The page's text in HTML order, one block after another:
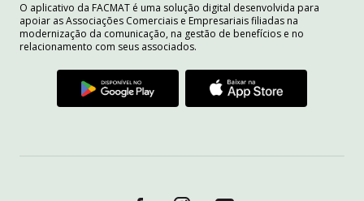
O aplicativo da FACMAT é uma solução digital desenvolvida para
apoiar as Associações Comerciais e Empresariais filiadas na
modernização da comunicação, na gestão de benefícios e no
relacionamento com seus associados.